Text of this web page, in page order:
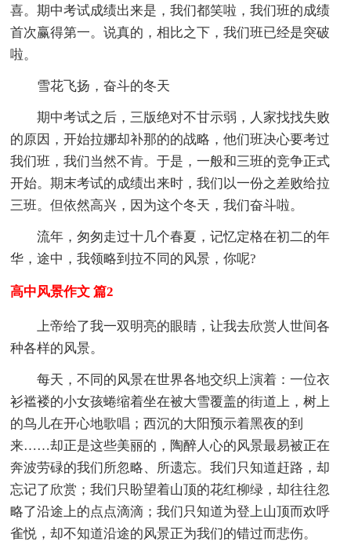
喜。期中考试成绩出来是，我们都笑啦，我们班的成绩
首次赢得第一。说真的，相比之下，我们班已经是突破
啦。
雪花飞扬，奋斗的冬天
期中考试之后，三版绝对不甘示弱，人家找找失败
的原因，开始拉娜却补那的的战略，他们班决心要考过
我们班，我们当然不肯。于是，一般和三班的竞争正式
开始。期末考试的成绩出来时，我们以一份之差败给拉
三班。但依然高兴，因为这个冬天，我们奋斗啦。
流年，匆匆走过十几个春夏，记忆定格在初二的年
华，途中，我领略到拉不同的风景，你呢?
高中风景作文 篇2
上帝给了我一双明亮的眼睛，让我去欣赏人世间各
种各样的风景。
每天，不同的风景在世界各地交织上演着：一位衣
衫褴褛的小女孩蜷缩着坐在被大雪覆盖的街道上，树上
的鸟儿在开心地歌唱；西沉的大阳预示着黑夜的到
来……却正是这些美丽的，陶醉人心的风景最易被正在
奔波劳碌的我们所忽略、所遗忘。我们只知道赶路，却
忘记了欣赏；我们只盼望着山顶的花红柳绿，却往往忽
略了沿途上的点点滴滴；我们只知道为登上山顶而欢呼
雀悦，却不知道沿途的风景正为我们的错过而悲伤。